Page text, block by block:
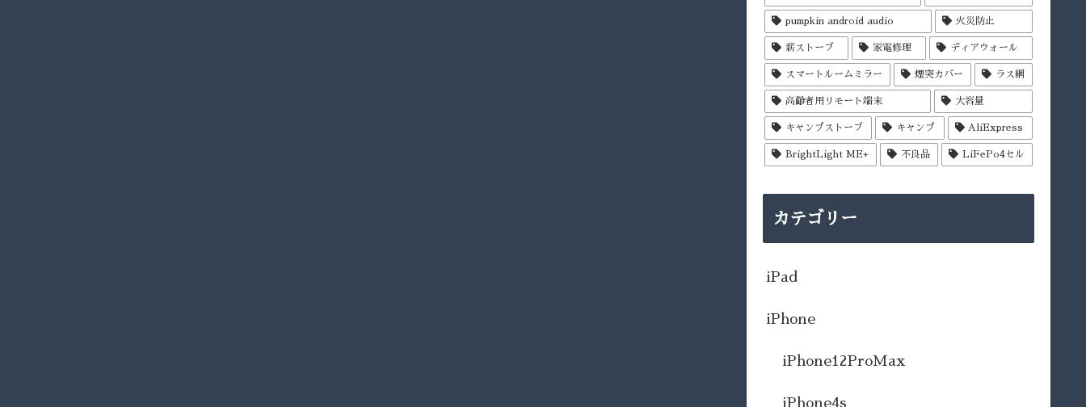
pumpkin android audio 火災防止
薪ストーブ 家電修理 ディアウォール
スマートルームミラー 煙突カバー ラス網
高齢者用リモート端末 大容量
キャンプストーブ キャンプ AliExpress
BrightLight ME+ 不良品 LiFePo4セル
カテゴリー
iPad
iPhone
iPhone12ProMax
iPhone4s